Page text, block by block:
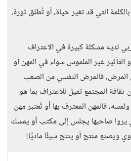
التي قد تغير حياة، أو تُطلق ثورة،
لديه مشكلة كبيرة في الاعتراف
التأثير غير الملموس سواء في المهن أو
فالمرض النفسي من الصعب
ثقافة المجتمع تميل للاعتراف بما هو
فالمهن المعترف بها أو تُعتبر مهن
يروا صاحبها يجلس إلى مكتب أو يمسك
ويصنع منتج أو ينتج شيئًا ماديًا!